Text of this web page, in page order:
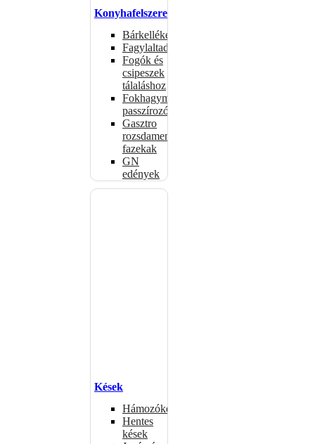
Konyhafelszerelés
Bárkellékek
Fagylaltadagolók
Fogók és
csipeszek
tálaláshoz
Fokhagymaprések,
passzírozók
Gasztro
rozsdamentes
fazekak
GN
edények
Kések
Hámozókések
Hentes
kések